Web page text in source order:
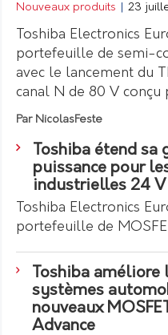
Nouveaux produits 23
Toshiba Electronics
portefeuille de semi-
avec le lancement du
canal N de 80 V conçu
Par NicolasFeste
Toshiba étend sa
puissance pour
industrielles 24
Toshiba Electronics
portefeuille de
Toshiba améliore
systèmes
nouveaux
Advance